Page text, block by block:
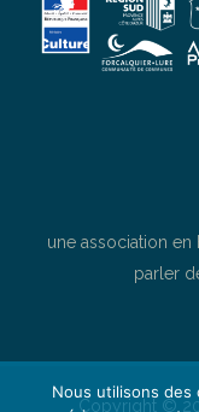
une association en
parler
Copyright ©
Nous utilisons des